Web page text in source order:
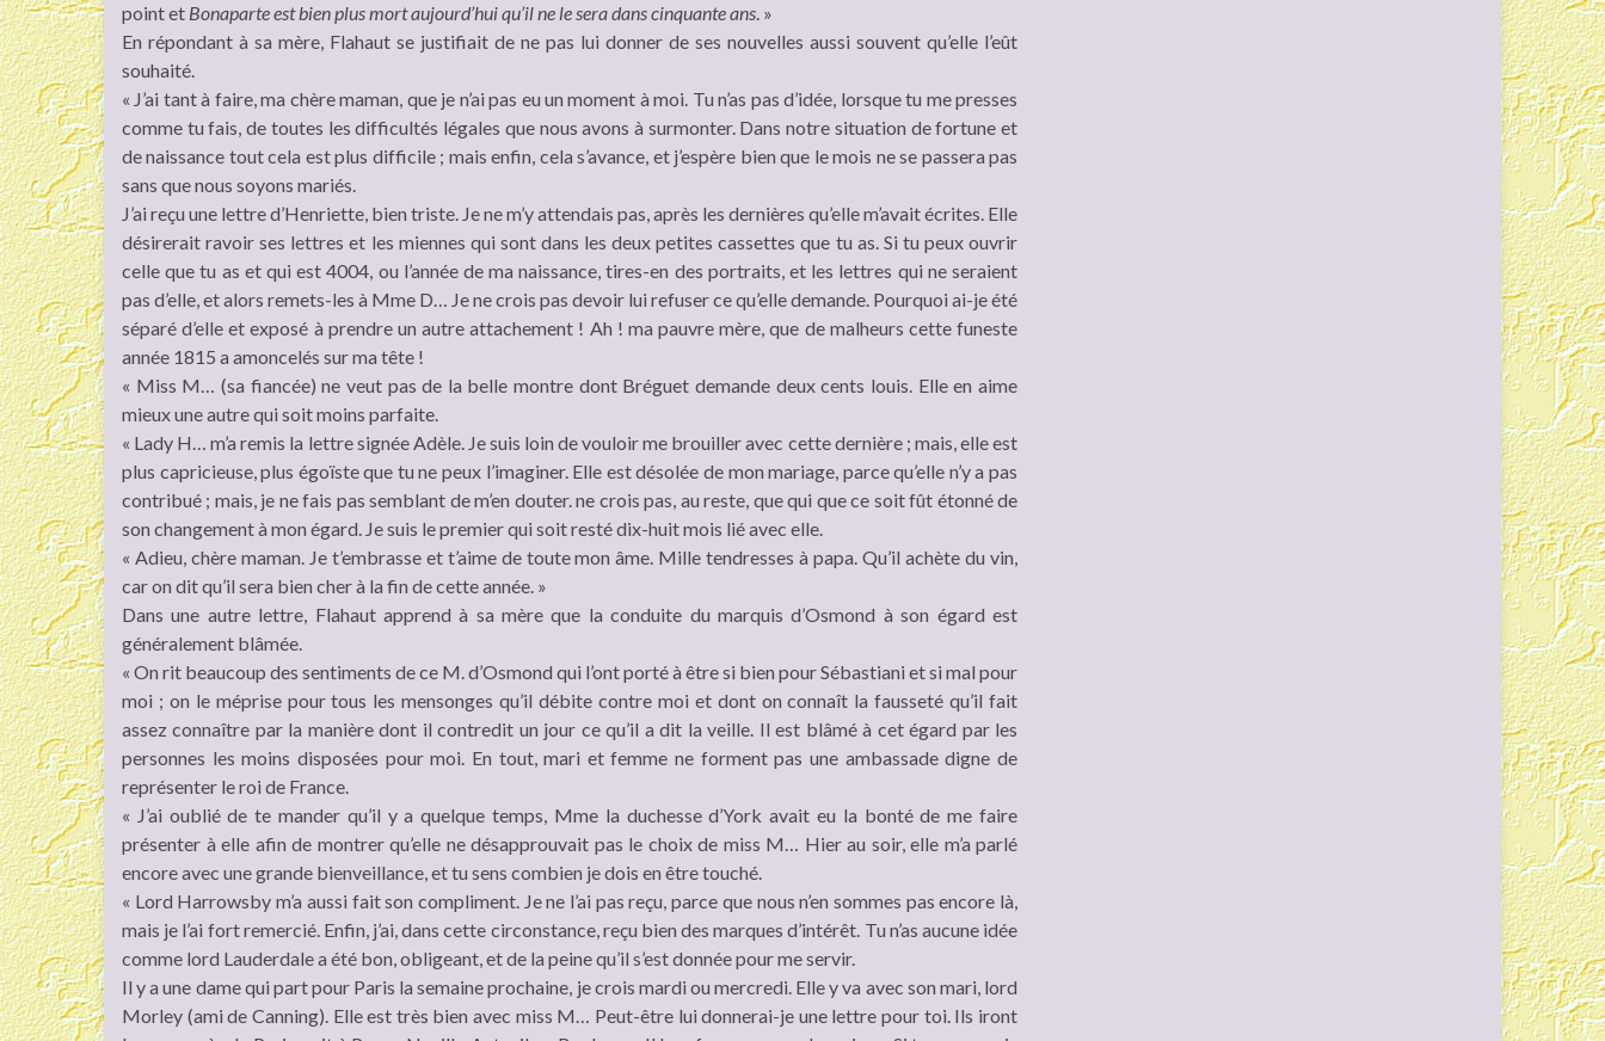
point et Bonaparte est bien plus mort aujourd’hui qu’il ne le sera dans cinquante ans. »
En répondant à sa mère, Flahaut se justifiait de ne pas lui donner de ses nouvelles aussi souvent qu’elle l’eût
souhaité.
« J’ai tant à faire, ma chère maman, que je n’ai pas eu un moment à moi. Tu n’as pas d’idée, lorsque tu me presses
comme tu fais, de toutes les difficultés légales que nous avons à surmonter. Dans notre situation de fortune et
de naissance tout cela est plus difficile ; mais enfin, cela s’avance, et j’espère bien que le mois ne se passera pas
sans que nous soyons mariés.
J’ai reçu une lettre d’Henriette, bien triste. Je ne m’y attendais pas, après les dernières qu’elle m’avait écrites. Elle
désirerait ravoir ses lettres et les miennes qui sont dans les deux petites cassettes que tu as. Si tu peux ouvrir
celle que tu as et qui est 4004, ou l’année de ma naissance, tires-en des portraits, et les lettres qui ne seraient
pas d’elle, et alors remets-les à Mme D… Je ne crois pas devoir lui refuser ce qu’elle demande. Pourquoi ai-je été
séparé d’elle et exposé à prendre un autre attachement ! Ah ! ma pauvre mère, que de malheurs cette funeste
année 1815 a amoncelés sur ma tête !
« Miss M… (sa fiancée) ne veut pas de la belle montre dont Bréguet demande deux cents louis. Elle en aime
mieux une autre qui soit moins parfaite.
« Lady H… m’a remis la lettre signée Adèle. Je suis loin de vouloir me brouiller avec cette dernière ; mais, elle est
plus capricieuse, plus égoïste que tu ne peux l’imaginer. Elle est désolée de mon mariage, parce qu’elle n’y a pas
contribué ; mais, je ne fais pas semblant de m’en douter. ne crois pas, au reste, que qui que ce soit fût étonné de
son changement à mon égard. Je suis le premier qui soit resté dix-huit mois lié avec elle.
« Adieu, chère maman. Je t’embrasse et t’aime de toute mon âme. Mille tendresses à papa. Qu’il achète du vin,
car on dit qu’il sera bien cher à la fin de cette année. »
Dans une autre lettre, Flahaut apprend à sa mère que la conduite du marquis d’Osmond à son égard est
généralement blâmée.
« On rit beaucoup des sentiments de ce M. d’Osmond qui l’ont porté à être si bien pour Sébastiani et si mal pour
moi ; on le méprise pour tous les mensonges qu’il débite contre moi et dont on connaît la fausseté qu’il fait
assez connaître par la manière dont il contredit un jour ce qu’il a dit la veille. Il est blâmé à cet égard par les
personnes les moins disposées pour moi. En tout, mari et femme ne forment pas une ambassade digne de
représenter le roi de France.
« J’ai oublié de te mander qu’il y a quelque temps, Mme la duchesse d’York avait eu la bonté de me faire
présenter à elle afin de montrer qu’elle ne désapprouvait pas le choix de miss M… Hier au soir, elle m’a parlé
encore avec une grande bienveillance, et tu sens combien je dois en être touché.
« Lord Harrowsby m’a aussi fait son compliment. Je ne l’ai pas reçu, parce que nous n’en sommes pas encore là,
mais je l’ai fort remercié. Enfin, j’ai, dans cette circonstance, reçu bien des marques d’intérêt. Tu n’as aucune idée
comme lord Lauderdale a été bon, obligeant, et de la peine qu’il s’est donnée pour me servir.
Il y a une dame qui part pour Paris la semaine prochaine, je crois mardi ou mercredi. Elle y va avec son mari, lord
Morley (ami de Canning). Elle est très bien avec miss M… Peut-être lui donnerai-je une lettre pour toi. Ils iront